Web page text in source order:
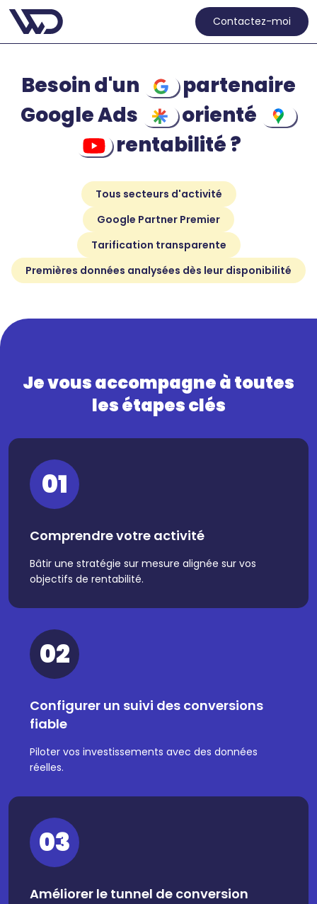
Contactez-moi
Besoin d'un
partenaire
Google Ads
orienté
rentabilité ?
Tous secteurs d'activité
Google Partner Premier
Tarification transparente
Premières données analysées dès leur disponibilité
Je vous accompagne à toutes
les étapes clés
01
Comprendre votre activité
Bâtir une stratégie sur mesure alignée sur vos
objectifs de rentabilité.
02
Configurer un suivi des conversions
fiable
Piloter vos investissements avec des données
réelles.
03
Améliorer le tunnel de conversion